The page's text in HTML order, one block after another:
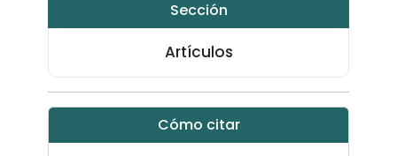
Sección
Artículos
Cómo citar